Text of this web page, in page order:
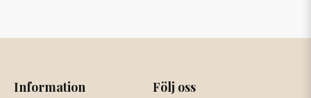
Information Följ oss